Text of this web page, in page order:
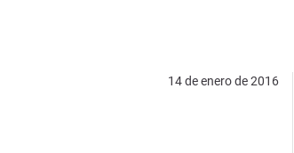
14 de enero de 2016